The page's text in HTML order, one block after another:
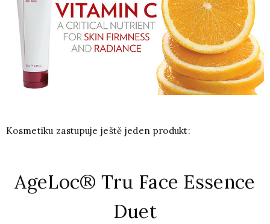
Kosmetiku zastupuje ještě jeden produkt:
AgeLoc® Tru Face Essence
Duet